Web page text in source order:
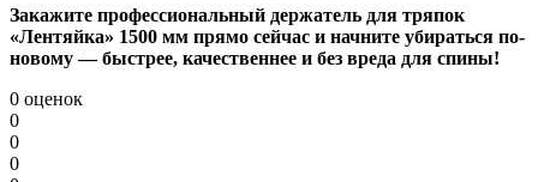
Закажите профессиональный держатель для тряпок
«Лентяйка» 1500 мм прямо сейчас и начните убираться по-
новому — быстрее, качественнее и без вреда для спины!
0 оценок
0
0
0